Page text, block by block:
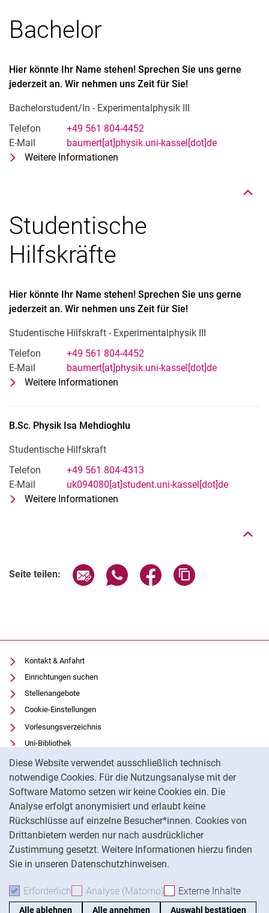
Diese Website verwendet ausschließlich technisch
notwendige Cookies. Für die Nutzungsanalyse mit der
Software Matomo setzen wir keine Cookies ein. Die
Analyse erfolgt anonymisiert und erlaubt keine
Rückschlüsse auf einzelne Besucher*innen. Cookies von
Drittanbietern werden nur nach ausdrücklicher
Zustimmung gesetzt. Weitere Informationen hierzu finden
Sie in unseren Datenschutzhinweisen.
Erforderlich Erforderliche Cookies akzeptieren
Analyse (Matomo) Analyse-Cookies
Externe Inhalte
Alle ablehnen Alle annehmen Auswahl bestätigen
Bachelor
Hier könnte Ihr Name stehen! Sprechen Sie uns gerne
jederzeit an. Wir nehmen uns Zeit für Sie!
Bachelorstudent/In - Experimentalphysik III
Telefon
+49 561 804-4452
E-Mail
baumert[at]physik.uni-kassel[dot]de
Weitere Informationen
Studentische
Hilfskräfte
Hier könnte Ihr Name stehen! Sprechen Sie uns gerne
jederzeit an. Wir nehmen uns Zeit für Sie!
Studentische Hilfskraft - Experimentalphysik III
Telefon
+49 561 804-4452
E-Mail
baumert[at]physik.uni-kassel[dot]de
Weitere Informationen
B.Sc. Physik Isa Mehdioghlu
Studentische Hilfskraft
Telefon
+49 561 804-4313
E-Mail
uk094080[at]student.uni-kassel[dot]de
Weitere Informationen
Seite teilen: Seite über E-Mail teilen
Seite über WhatsApp teilen
Seite über Facebook
Kontakt & Anfahrt
Einrichtungen suchen
Stellenangebote
Cookie-Einstellungen
Vorlesungsverzeichnis
Uni-Bibliothek
Moodle
Panopto
Datenschutz
Barrierefreiheit
Transparenter KI-Einsatz